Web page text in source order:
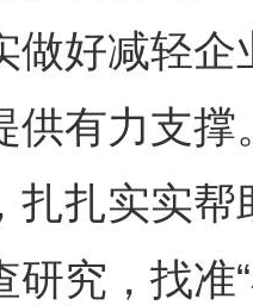
做好减轻企
供有力支
扎扎实实
研究，找准